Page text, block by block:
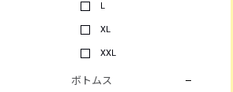
L
XL
XXL
ボトムス